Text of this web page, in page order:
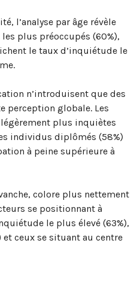
l’analyse par âge révèle
plus préoccupés (60%),
le taux d’inquiétude le
n’introduisent que des
perception globale. Les
plus inquiètes
individus diplômés (58%)
à peine supérieure à
colore plus nettement
se positionnant à
le plus élevé (63%),
ceux se situant au centre